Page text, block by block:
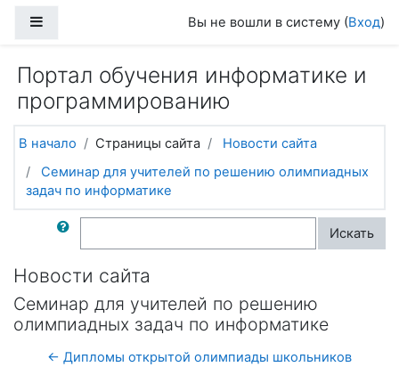
Вы не вошли в систему (Вход)
Портал обучения информатике и
программированию
В начало Страницы сайта
Новости сайта
Семинар для учителей по решению олимпиадных
задач по информатике
Поиск по форумам Искать
Новости сайта
Семинар для учителей по решению
олимпиадных задач по информатике
← Дипломы открытой олимпиады школьников